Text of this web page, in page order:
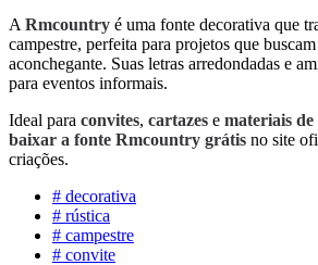
A Rmcountry é uma fonte decorativa que
campestre, perfeita para projetos que
aconchegante. Suas letras arredondadas e
para eventos informais.
Ideal para convites, cartazes e materiais de
baixar a fonte Rmcountry grátis no site
criações.
# decorativa
# rústica
# campestre
# convite